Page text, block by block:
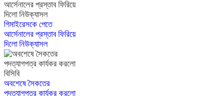
গিমাইরেসকে পেতে
আর্সেনালের প্রস্তাব ফিরিয়ে
দিলো নিউক্যাসল
অবশেষে সৈকতের
পদত্যাগপত্র কার্যকর করলো